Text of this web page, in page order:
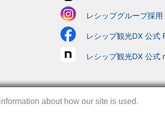
レシップグループ採
レシップ観光DX 公式
レシップ観光DX 公
about how our site is used.
about how our site is used.
about how our site is used.